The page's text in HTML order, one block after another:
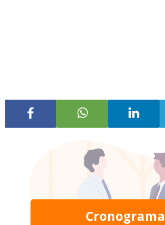
Cronograma